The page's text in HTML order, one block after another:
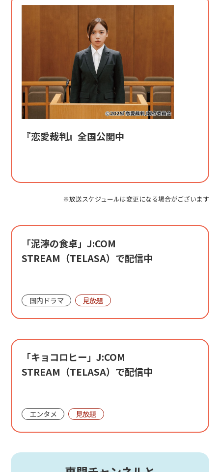
『恋愛裁判』全国公開中
※放送スケジュールは変更になる場合がございます
「泥濘の食卓」J:COM
STREAM（TELASA）で配信中
国内ドラマ 見放題
「キョコロヒー」J:COM
STREAM（TELASA）で配信中
エンタメ 見放題